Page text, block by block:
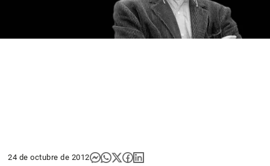
24 de octubre de 2012